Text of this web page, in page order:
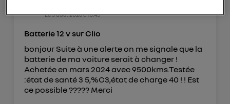
Le5 août 2026à13:45
Batterie 12 v sur Clio
bonjour Suite à une alerte on me signale que la
batterie de ma voiture serait à changer !
Achetée en mars 2024 avec 9500kms.Testée
:état de santé 3 5,%C3,état de charge 40 ! ! Est
ce possible ????? Merci
utilisez une connexion internet fournie parun
opérateur télécom participant
La technologie Utiq a été conçue pour la
protection de vos données personnelles en vous
offrant choix et contrôle.
Elle utilise un identifiant créé par votre opérateur